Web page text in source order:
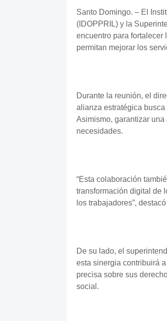
Santo Domingo. – El
(IDOPPRIL) y la
encuentro para
permitan mejorar los
Durante la reunión, el
alianza estratégica
Asimismo, garantizar
necesidades.
“Esta colaboración
transformación digital de
los trabajadores”,
De su lado, el
esta sinergia contribuirá
precisa sobre sus
social.